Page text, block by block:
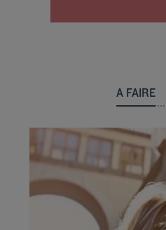
A FAIRE